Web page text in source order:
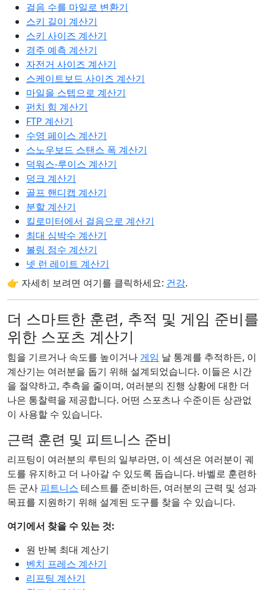
걸음 수를 마일로 변환기
스키 길이 계산기
스키 사이즈 계산기
경주 예측 계산기
자전거 사이즈 계산기
스케이트보드 사이즈 계산기
마일을 스텝으로 계산기
펀치 힘 계산기
FTP 계산기
수영 페이스 계산기
스노우보드 스탠스 폭 계산기
덕워스-루이스 계산기
덩크 계산기
골프 핸디캡 계산기
분할 계산기
킬로미터에서 걸음으로 계산기
최대 심박수 계산기
볼링 점수 계산기
넷 런 레이트 계산기
👉 자세히 보려면 여기를 클릭하세요: 건강.
더 스마트한 훈련, 추적 및 게임 준비를
위한 스포츠 계산기
힘을 기르거나 속도를 높이거나 게임 날 통계를 추적하든, 이
계산기는 여러분을 돕기 위해 설계되었습니다. 이들은 시간
을 절약하고, 추측을 줄이며, 여러분의 진행 상황에 대한 더
나은 통찰력을 제공합니다. 어떤 스포츠나 수준이든 상관없
이 사용할 수 있습니다.
근력 훈련 및 피트니스 준비
리프팅이 여러분의 루틴의 일부라면, 이 섹션은 여러분이 궤
도를 유지하고 더 나아갈 수 있도록 돕습니다. 바벨로 훈련하
든 군사 피트니스 테스트를 준비하든, 여러분의 근력 및 성과
목표를 지원하기 위해 설계된 도구를 찾을 수 있습니다.
여기에서 찾을 수 있는 것:
원 반복 최대 계산기
벤치 프레스 계산기
리프팅 계산기